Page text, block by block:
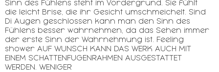
Sinn des Fühlens steht im Vordergrund. Sie fühlt
die leicht Brise, die ihr Gesicht umschmeichelt. Sind
Di Augen geschlossen kann man den Sinn des
Fühlens besser wahrnehmen, da das Sehen immer
der erste Sinn der Wahrnehmung ist. Feeling
shower AUF WUNSCH KANN DAS WERK AUCH MIT
EINEM SCHATTENFUGENRAHMEN AUSGESTATTET
WERDEN. WENIGER